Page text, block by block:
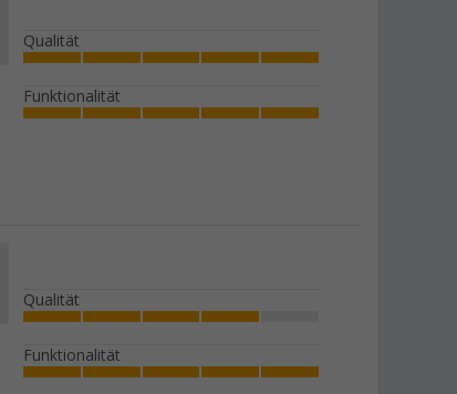
Qualität
Funktionalität
Qualität
Funktionalität